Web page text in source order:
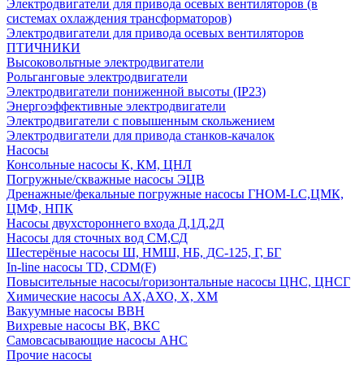
Электродвигатели для привода осевых вентиляторов (в
системах охлаждения трансформаторов)
Электродвигатели для привода осевых вентиляторов
ПТИЧНИКИ
Высоковольтные электродвигатели
Рольганговые электродвигатели
Электродвигатели пониженной высоты (IP23)
Энергоэффективные электродвигатели
Электродвигатели с повышенным скольжением
Электродвигатели для привода станков-качалок
Насосы
Консольные насосы К, КМ, ЦНЛ
Погружные/скважные насосы ЭЦВ
Дренажные/фекальные погружные насосы ГНОМ-LC,ЦМК,
ЦМФ, НПК
Насосы двухстороннего входа Д,1Д,2Д
Насосы для сточных вод СМ,СД
Шестерёные насосы Ш, НМШ, НБ, ДС-125, Г, БГ
In-line насосы TD, CDM(F)
Повысительные насосы/горизонтальные насосы ЦНС, ЦНСГ
Химические насосы АХ,АХО, Х, ХМ
Вакуумные насосы ВВН
Вихревые насосы ВК, ВКС
Самовсасывающие насосы АНС
Прочие насосы